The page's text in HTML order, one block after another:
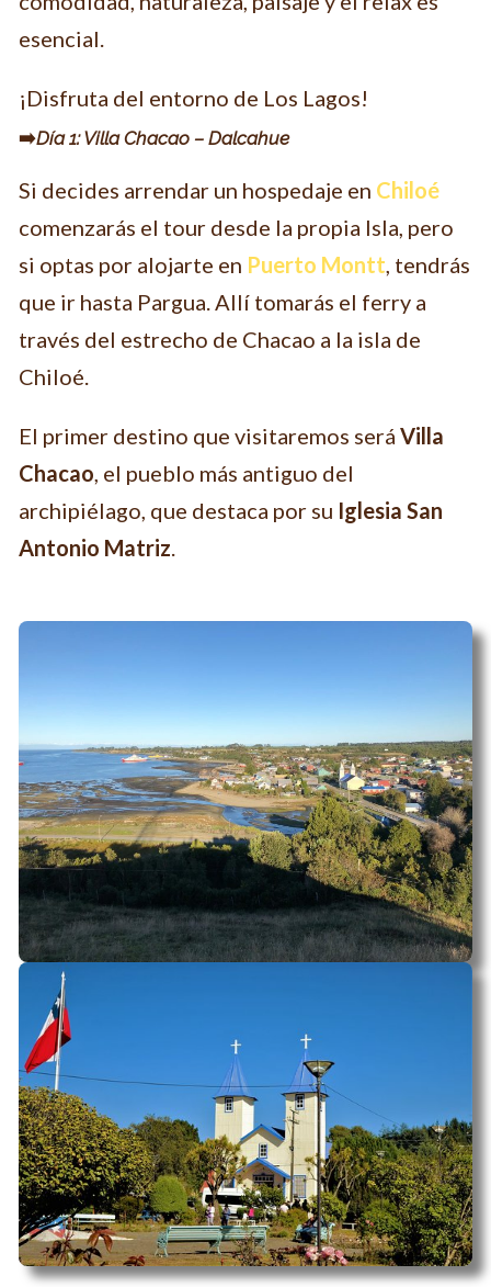
esencial.
¡Disfruta del entorno de Los Lagos!
➡️Día 1: Villa Chacao – Dalcahue
Si decides arrendar un hospedaje en Chiloé
comenzarás el tour desde la propia Isla, pero
si optas por alojarte en Puerto Montt, tendrás
que ir hasta Pargua. Allí tomarás el ferry a
través del estrecho de Chacao a la isla de
Chiloé.
El primer destino que visitaremos será Villa
Chacao, el pueblo más antiguo del
archipiélago, que destaca por su Iglesia San
Antonio Matriz.